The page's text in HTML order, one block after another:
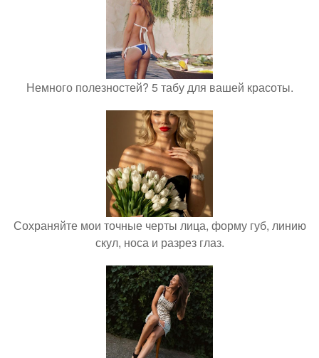
Немного полезностей? 5 табу для вашей красоты.
Сохраняйте мои точные черты лица, форму губ, линию
скул, носа и разрез глаз.